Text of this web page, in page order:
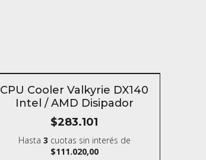
SIN STOCK
CPU Cooler Valkyrie DX140
Intel / AMD Disipador
$283.101
Hasta 3 cuotas sin interés de
$111.020,00